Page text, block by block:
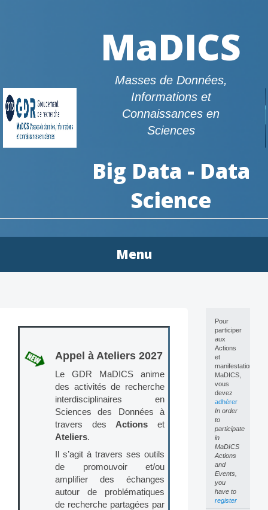
MaDICS
Masses de Données,
Informations et
Connaissances en
Sciences
Big Data - Data
Science
Menu
Appel à Ateliers 2027
Le GDR MaDICS anime
des activités de recherche
interdisciplinaires en
Sciences des Données à
travers des Actions et
Ateliers.
Il s’agit à travers ses outils
de promouvoir et/ou
amplifier des échanges
autour de problématiques
de recherche partagées par
Pour
participer
aux
Actions
et
manifestations
MaDICS,
vous
devez
adhérer
In order
to
participate
in
MaDICS
Actions
and
Events,
you
have to
register